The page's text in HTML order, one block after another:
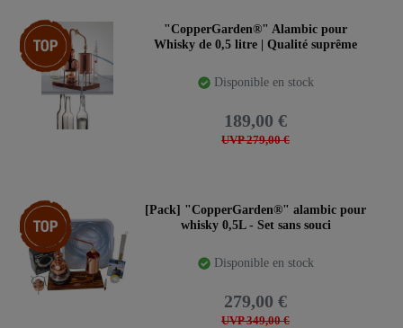
Article phare
"CopperGarden®" Alambic pour
Whisky de 0,5 litre | Qualité suprême
Disponible en stock
UVP 279,00 €
189,00 €
Pack d’articles
[Pack] "CopperGarden®" alambic pour
whisky 0,5L - Set sans souci
Disponible en stock
UVP 349,00 €
279,00 €